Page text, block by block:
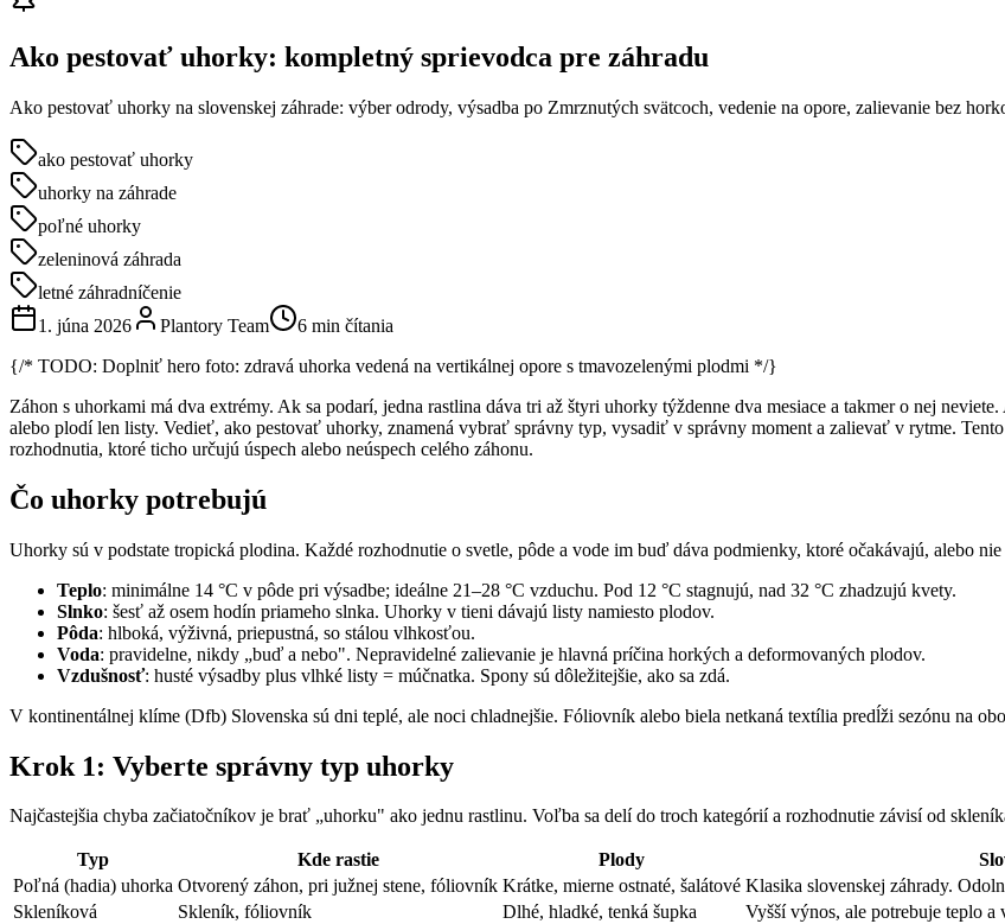
Ako pestovať uhorky: kompletný sprievodca pre záhradu
Ako pestovať uhorky na slovenskej záhrade: výber odrody, výsadba po Zmrznutých svätcoch, vedenie na opore, zalievanie bez
ako pestovať uhorky
uhorky na záhrade
poľné uhorky
zeleninová záhrada
letné záhradníčenie
1. júna 2026
Plantory Team
6 min čítania
{/* TODO: Doplniť hero foto: zdravá uhorka vedená na vertikálnej opore s tmavozelenými plodmi */}
Záhon s uhorkami má dva extrémy. Ak sa podarí, jedna rastlina dáva tri až štyri uhorky týždenne dva mesiace a takmer o nej
alebo plodí len listy. Vedieť, ako pestovať uhorky, znamená vybrať správny typ, vysadiť v správny moment a zalievať v rytme.
rozhodnutia, ktoré ticho určujú úspech alebo neúspech celého záhonu.
Čo uhorky potrebujú
Uhorky sú v podstate tropická plodina. Každé rozhodnutie o svetle, pôde a vode im buď dáva podmienky, ktoré očakávajú, alebo
Teplo: minimálne 14 °C v pôde pri výsadbe; ideálne 21–28 °C vzduchu. Pod 12 °C stagnujú, nad 32 °C zhadzujú kvety.
Slnko: šesť až osem hodín priameho slnka. Uhorky v tieni dávajú listy namiesto plodov.
Pôda: hlboká, výživná, priepustná, so stálou vlhkosťou.
Voda: pravidelne, nikdy „buď a nebo". Nepravidelné zalievanie je hlavná príčina horkých a deformovaných plodov.
Vzdušnosť: husté výsadby plus vlhké listy = múčnatka. Spony sú dôležitejšie, ako sa zdá.
V kontinentálnej klíme (Dfb) Slovenska sú dni teplé, ale noci chladnejšie. Fóliovník alebo biela netkaná textília predĺži sezónu na
Krok 1: Vyberte správny typ uhorky
Najčastejšia chyba začiatočníkov je brať „uhorku" ako jednu rastlinu. Voľba sa delí do troch kategórií a rozhodnutie závisí od
Typ Kde rastie Plody
Poľná (hadia) uhorka Otvorený záhon, pri južnej stene, fóliovník Krátke, mierne ostnaté, šalátové Klasika slovenskej záhrady.
Skleníková
Skleník, fóliovník Dlhé, hladké, tenká šupka
Vyšší výnos, ale potrebuje teplo